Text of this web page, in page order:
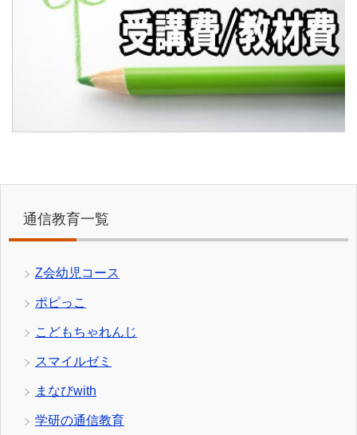
通信教育一覧
Z会幼児コース
ポピっこ
こどもちゃれんじ
スマイルゼミ
まなびwith
学研の通信教育